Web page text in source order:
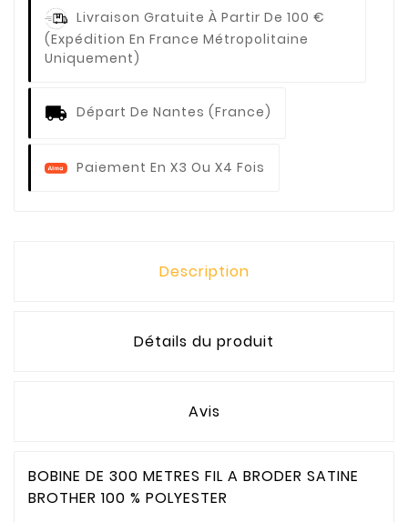
Livraison Gratuite À Partir De 100 €
(expédition En France Métropolitaine
Uniquement)
Départ De Nantes (France)
Paiement En X3 Ou X4 Fois
Description
Détails du produit
Avis
BOBINE DE 300 METRES FIL A BRODER SATINE
BROTHER 100 % POLYESTER